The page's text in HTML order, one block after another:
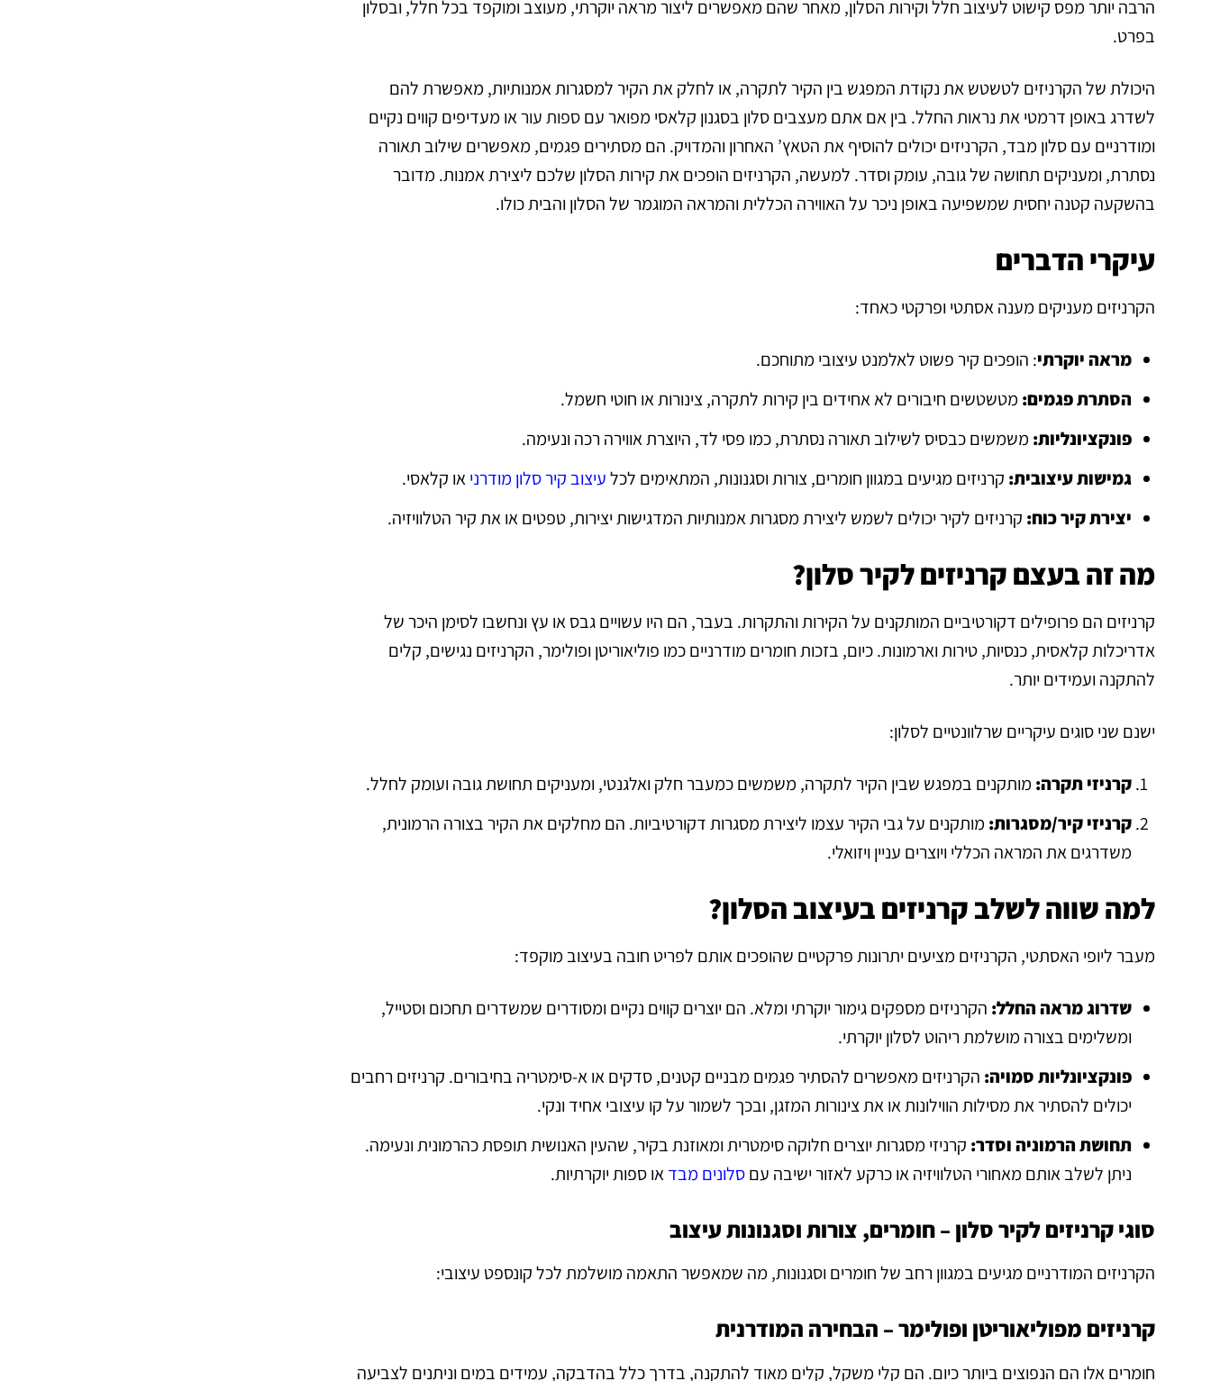
הרבה יותר מפס קישוט לעיצוב חלל וקירות הסלון, מאחר שהם מאפשרים ליצור מראה יוקרתי, מעוצב ומוקפד בכל חלל, ובסלון
בפרט.
היכולת של הקרניזים לטשטש את נקודת המפגש בין הקיר לתקרה, או לחלק את הקיר למסגרות אמנותיות, מאפשרת להם
לשדרג באופן דרמטי את נראות החלל. בין אם אתם מעצבים סלון בסגנון קלאסי מפואר עםספות עוראו מעדיפים קווים נקיים
ומודרניים עם סלון מבד, הקרניזים יכולים להוסיף את הטאץ’ האחרון והמדויק. הם מסתירים פגמים, מאפשרים שילוב תאורה
נסתרת, ומעניקים תחושה של גובה, עומק וסדר. למעשה, הקרניזים הופכים את קירות הסלון שלכם ליצירת אמנות. מדובר
בהשקעה קטנה יחסית שמשפיעה באופן ניכר על האווירה הכללית והמראה המוגמר של הסלון והבית כולו.
עיקרי הדברים
הקרניזים מעניקים מענה אסתטי ופרקטי כאחד:
מראה יוקרתי: הופכים קיר פשוט לאלמנט עיצובי מתוחכם.
הסתרת פגמים: מטשטשים חיבורים לא אחידים בין קירות לתקרה, צינורות או חוטי חשמל.
פונקציונליות: משמשים כבסיס לשילוב תאורה נסתרת, כמו פסי לד, היוצרת אווירה רכה ונעימה.
גמישות עיצובית: קרניזים מגיעים במגוון חומרים, צורות וסגנונות, המתאימים לכלעיצוב קיר סלון מודרניאו קלאסי.
יצירת קיר כוח: קרניזים לקיר יכולים לשמש ליצירת מסגרות אמנותיות המדגישות יצירות, טפטים או את קיר הטלוויזיה.
מה זה בעצם קרניזים לקיר סלון?
קרניזים הם פרופילים דקורטיביים המותקנים על הקירות והתקרות. בעבר, הם היו עשויים גבס או עץ ונחשבו לסימן היכר של
אדריכלות קלאסית, כנסיות, טירות וארמונות. כיום, בזכות חומרים מודרניים כמו פוליאוריטן ופולימר, הקרניזים נגישים, קלים
להתקנה ועמידים יותר.
ישנם שני סוגים עיקריים שרלוונטיים לסלון:
קרניזי תקרה: מותקנים במפגש שבין הקיר לתקרה, משמשים כמעבר חלק ואלגנטי, ומעניקים תחושת גובה ועומק לחלל.
קרניזי קיר/מסגרות: מותקנים על גבי הקיר עצמו ליצירת מסגרות דקורטיביות. הם מחלקים את הקיר בצורה הרמונית,
משדרגים את המראה הכללי ויוצרים עניין ויזואלי.
למה שווה לשלב קרניזים בעיצוב הסלון?
מעבר ליופי האסתטי, הקרניזים מציעים יתרונות פרקטיים שהופכים אותם לפריט חובה בעיצוב מוקפד:
שדרוג מראה החלל: הקרניזים מספקים גימור יוקרתי ומלא. הם יוצרים קווים נקיים ומסודרים שמשדרים תחכום וסטייל,
ומשלימים בצורה מושלמת ריהוט לסלון יוקרתי.
פונקציונליות סמויה: הקרניזים מאפשרים להסתיר פגמים מבניים קטנים, סדקים או א-סימטריה בחיבורים. קרניזים רחבים
יכולים להסתיר את מסילות הווילונות או את צינורות המזגן, ובכך לשמור על קו עיצובי אחיד ונקי.
תחושת הרמוניה וסדר: קרניזי מסגרות יוצרים חלוקה סימטרית ומאוזנת בקיר, שהעין האנושית תופסת כהרמונית ונעימה.
ניתן לשלב אותם מאחורי הטלוויזיה או כרקע לאזור ישיבה עםסלונים מבדאו ספות יוקרתיות.
סוגי קרניזים לקיר סלון – חומרים, צורות וסגנונות עיצוב
הקרניזים המודרניים מגיעים במגוון רחב של חומרים וסגנונות, מה שמאפשר התאמה מושלמת לכל קונספט עיצובי:
קרניזים מפוליאוריטן ופולימר – הבחירה המודרנית
חומרים אלו הם הנפוצים ביותר כיום. הם קלי משקל, קלים מאוד להתקנה, בדרך כלל בהדבקה, עמידים במים וניתנים לצביעה